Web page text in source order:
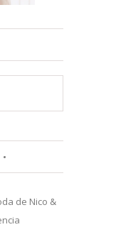
de Nico &